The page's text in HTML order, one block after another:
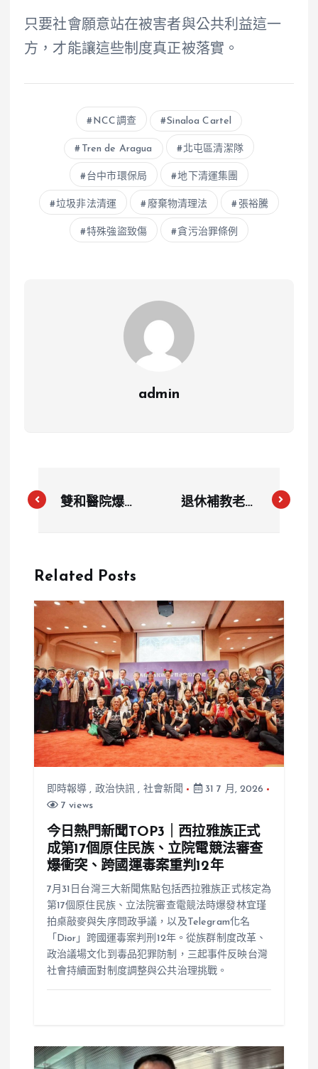
只要社會願意站在被害者與公共利益這一
方，才能讓這些制度真正被落實。
NCC調查 Sinaloa Cartel
Tren de Aragua 北屯區清潔隊
台中市環保局 地下清運集團
垃圾非法清運 廢棄物清理法 張裕騰
特殊強盜致傷 貪污治罪條例
admin
雙和醫院爆性
性騷成立卻僅
批處置失當
退休補教老師
就醫132次詐
領2800萬遭
起訴
Related Posts
即時報導 , 政治快訊 , 社會新聞
31 7 月, 2026
7 views
今日熱門新聞TOP3｜西拉雅族正式
成第17個原住民族、立院電競法審查
爆衝突、跨國運毒案重判12年
7月31日台灣三大新聞焦點包括西拉雅族正式核定為
第17個原住民族、立法院審查電競法時爆發林宜瑾
拍桌敲麥與失序問政爭議，以及Telegram化名
「Dior」跨國運毒案判刑12年。從族群制度改革、
政治議場文化到毒品犯罪防制，三起事件反映台灣
社會持續面對制度調整與公共治理挑戰。